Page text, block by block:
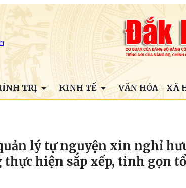
TRỊ KINH TẾ VĂN HÓA - XÃ
lý tự nguyện xin nghỉ
hiện sắp xếp, tinh gọn